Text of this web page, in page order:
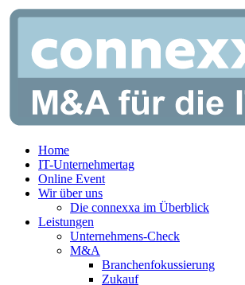
Zum
springen
Home
IT-Unternehmertag
Online Event
Wir über uns
Die connexxa im Überblick
Leistungen
Unternehmens-Check
M&A
Branchenfokussierung
Zukauf